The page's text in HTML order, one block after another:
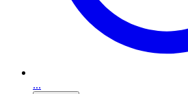
...